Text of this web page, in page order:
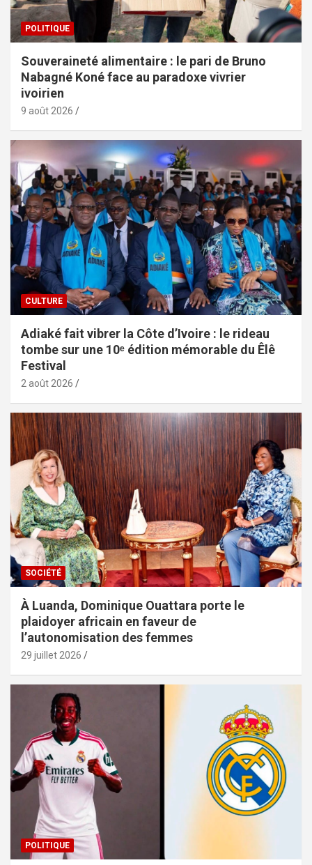
POLITIQUE
Souveraineté alimentaire : le pari de Bruno
Nabagné Koné face au paradoxe vivrier
ivoirien
9 août 2026
CULTURE
Adiaké fait vibrer la Côte d’Ivoire : le rideau
tombe sur une 10ᵉ édition mémorable du Êlê
Festival
2 août 2026
SOCIÉTÉ
À Luanda, Dominique Ouattara porte le
plaidoyer africain en faveur de
l’autonomisation des femmes
29 juillet 2026
POLITIQUE